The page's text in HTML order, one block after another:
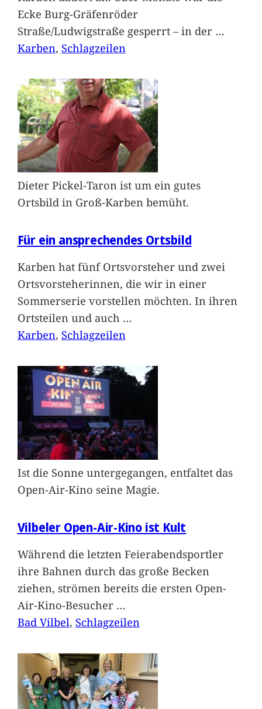
Ecke Burg-Gräfenröder
Straße/Ludwigstraße gesperrt – in der …
Karben, Schlagzeilen
Dieter Pickel-Taron ist um ein gutes
Ortsbild in Groß-Karben bemüht.
Für ein ansprechendes Ortsbild
Karben hat fünf Ortsvorsteher und zwei
Ortsvorsteherinnen, die wir in einer
Sommerserie vorstellen möchten. In ihren
Ortsteilen und auch …
Karben, Schlagzeilen
Ist die Sonne untergegangen, entfaltet das
Open-Air-Kino seine Magie.
Vilbeler Open-Air-Kino ist Kult
Während die letzten Feierabendsportler
ihre Bahnen durch das große Becken
ziehen, strömen bereits die ersten Open-
Air-Kino-Besucher …
Bad Vilbel, Schlagzeilen